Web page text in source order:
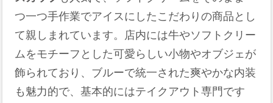
つ一つ手作業でアイスにしたこだわりの商品とし
て親しまれています。店内には牛やソフトクリー
ムをモチーフとした可愛らしい小物やオブジェが
飾られており、ブルーで統一された爽やかな内装
も魅力的で、基本的にはテイクアウト専門です